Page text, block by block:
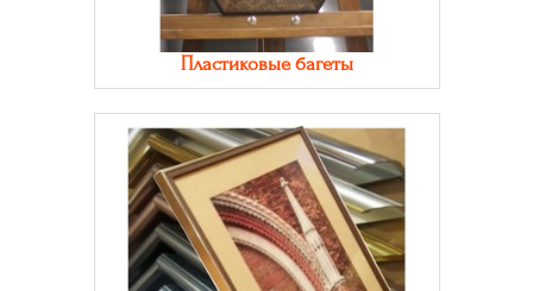
Пластиковые багеты